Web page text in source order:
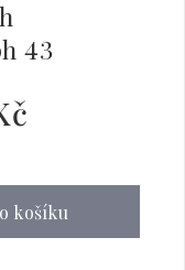
43
košíku